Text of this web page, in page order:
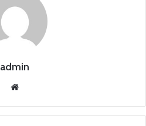
admin
we